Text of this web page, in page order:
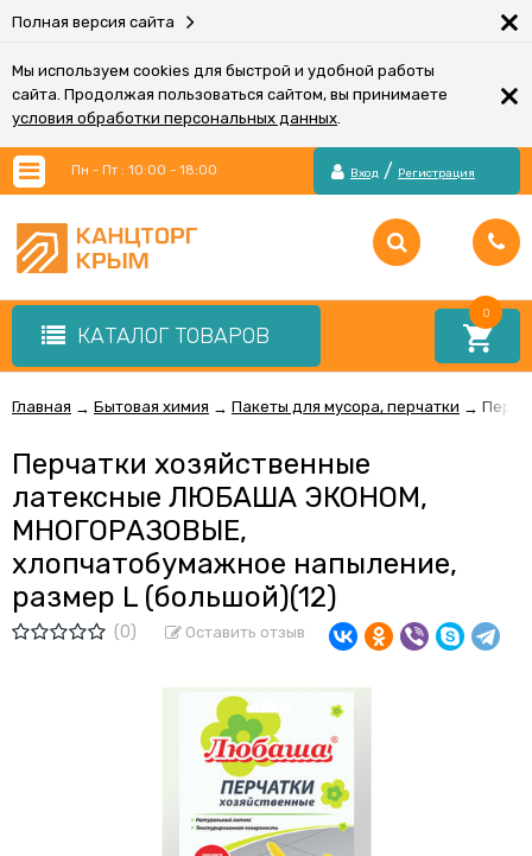
Полная версия сайта ×
Мы используем cookies для быстрой и удобной работы
сайта. Продолжая пользоваться сайтом, вы принимаете
условия обработки персональных данных.
×
Пн - Пт : 10:00 - 18:00 Вход / Регистрация
КАТАЛОГ ТОВАРОВ
0
Главная → Бытовая химия → Пакеты для мусора, перчатки →
Перчатки хозяйственные
латексные ЛЮБАША ЭКОНОМ,
МНОГОРАЗОВЫЕ,
хлопчатобумажное напыление,
размер L (большой)(12)
(0) Оставить отзыв